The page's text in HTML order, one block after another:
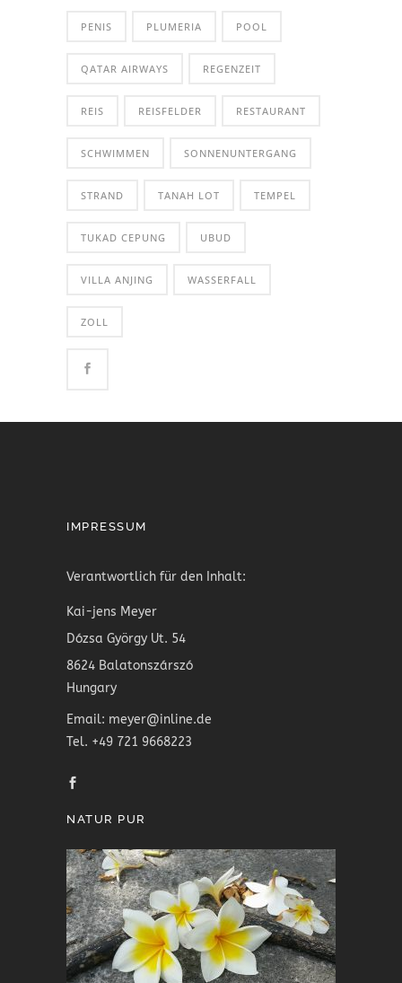
PENIS PLUMERIA POOL
QATAR AIRWAYS REGENZEIT
REIS REISFELDER RESTAURANT
SCHWIMMEN SONNENUNTERGANG
STRAND TANAH LOT TEMPEL
TUKAD CEPUNG UBUD
VILLA ANJING WASSERFALL
ZOLL
IMPRESSUM
Verantwortlich für den Inhalt:
Kai-jens Meyer
Dózsa György Ut. 54
8624 Balatonszárszó
Hungary
Email: meyer@inline.de
Tel. +49 721 9668223
NATUR PUR